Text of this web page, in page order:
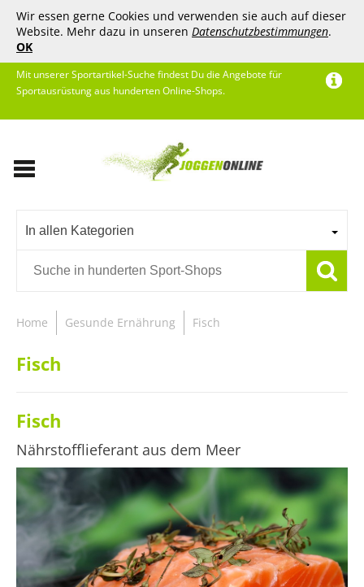
Wir essen gerne Cookies und verwenden sie auch auf dieser
Website. Mehr dazu in unseren Datenschutzbestimmungen.
OK
Mit unserer Sportartikel-Suche findest Du die Angebote für
Sportausrüstung aus hunderten Online-Shops.
In allen Kategorien
Home Gesunde Ernährung Fisch
Fisch
Fisch
Nährstofflieferant aus dem Meer